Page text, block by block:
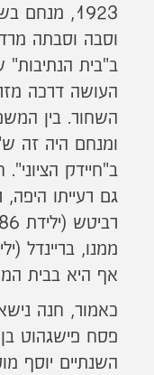
ב"בית
העושה דרכה
השחור. בין
ומנחם היה זה
ב"חיידק
גם רעייתו היפה,
אף היא בבית
כאמור, חנה
השנתיים יוסף